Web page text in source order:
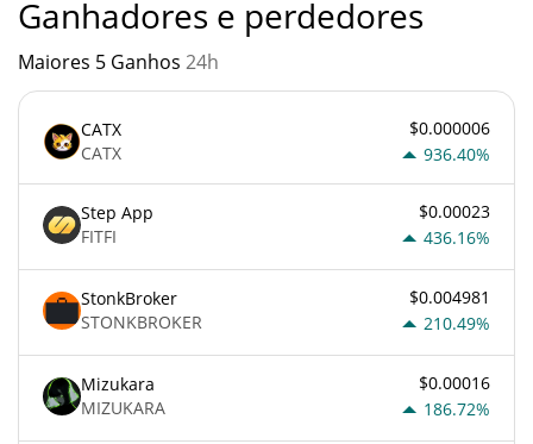
Ganhadores e perdedores
Maiores 5 Ganhos 24h
CATX
CATX
$0.000006
936.40%
Step App
FITFI
$0.00023
436.16%
StonkBroker
STONKBROKER
$0.004981
210.49%
Mizukara
MIZUKARA
$0.00016
186.72%